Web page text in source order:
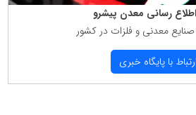
اطلاع رسانی معدن پیشرو
صنایع معدنی و فلزات در كشور
ارتباط با پایگاه خبری